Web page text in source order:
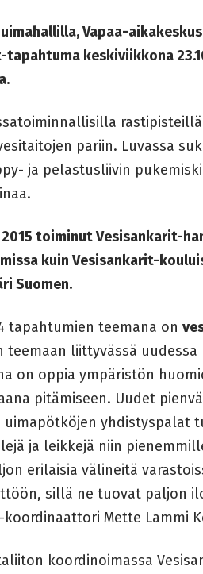
Vapaa-
tapahtuma keskiviikkona
pariin. Luvassa
ja pelastusliivin
2015 toiminut Vesisankarit-
kuin Vesisankarit-
Suomen.
tapahtumien teemana on
teemaan liittyvässä
on oppia ympäristön
pitämiseen. Uudet
uimapötköjen yhdistyspalat
ja leikkejä niin
erilaisia välineitä
sillä ne tuovat paljon
koordinaattori Mette Lammi
koordinoimassa